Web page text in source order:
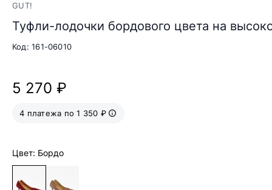
GUT!
Туфли-лодочки бордового цвета на
Код: 161-06010
5 270 ₽
4 платежа по 1 350 ₽
Цвет: Бордо